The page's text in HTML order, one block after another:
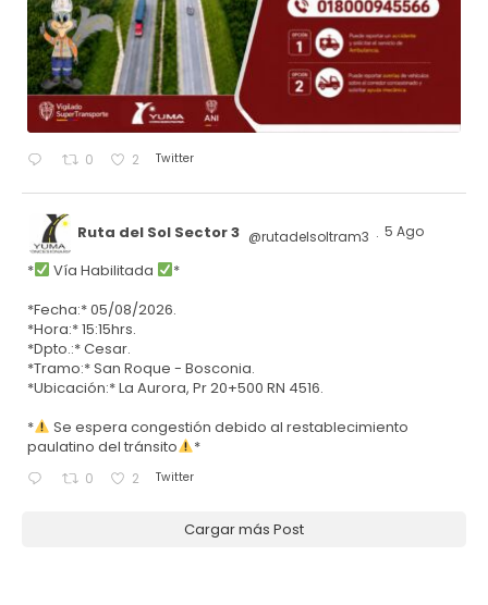
0 2 Twitter
Ruta del Sol Sector 3 @rutadelsoltram3 · 5 Ago
* Vía Habilitada
*
*Fecha:* 05/08/2026.
*Hora:* 15:15hrs.
*Dpto.:* Cesar.
*Tramo:* San Roque - Bosconia.
*Ubicación:* La Aurora, Pr 20+500 RN 4516.
*
Se espera congestión debido al restablecimiento
paulatino del tránsito
*
0 2 Twitter
Cargar más Post